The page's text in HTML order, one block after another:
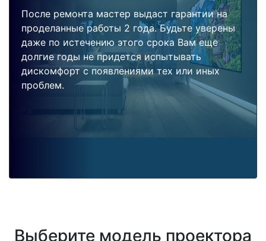
После ремонта мастер выдаст гарантии на
проделанные работы 2 года. Будьте уверены
даже по истечению этого срока Вам еще
долгие годы не придется испытывать
дискомфорт с появлениями тех или иных
проблем.
Выберите модель проектора